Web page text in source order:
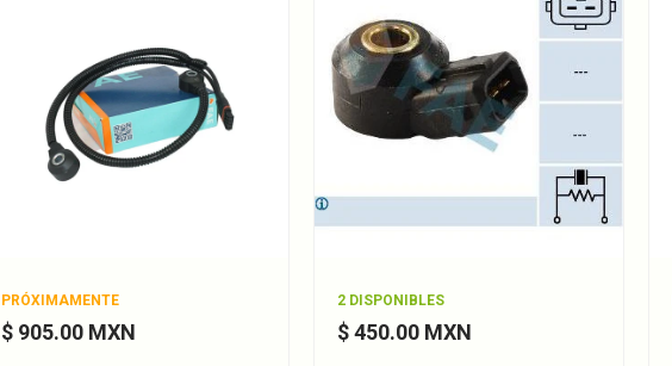
PRÓXIMAMENTE
$ 905.00 MXN
2 DISPONIBLES
$ 450.00 MXN